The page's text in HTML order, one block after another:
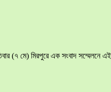
(৭ মে) মিরপুরে এক সংবাদ সম্মেলনে এই